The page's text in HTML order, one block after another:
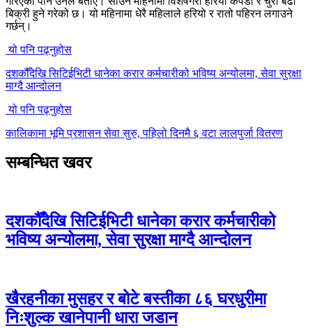
बिक्री हुने गरेको छ। यो महिनामा धेरै महिलाले हरियो र रातो पहिरन लगाउने
गर्छन्।
यो पनि पढ्नुहोस
दशकौँदेखि सिटिईभिटी धानेका करार कर्मचारीको भविष्य अन्योलमा, सेवा सुरक्षा
माग्दै आन्दोलन
यो पनि पढ्नुहोस
कालिकामा भूमि प्रशासन सेवा सुरु, पहिलो दिनमै ६ वटा लालपुर्जा वितरण
सम्बन्धित खवर
दशकौँदेखि सिटिईभिटी धानेका करार कर्मचारीको
भविष्य अन्योलमा, सेवा सुरक्षा माग्दै आन्दोलन
खैरहनीका मुसहर र बोटे बस्तीका ८६ घरधुरीमा
निःशुल्क खानेपानी धारा जडान